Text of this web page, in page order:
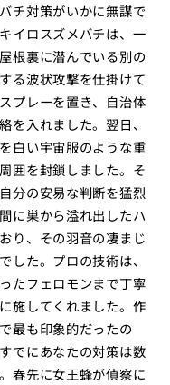
チ対策がいかに無謀で
イロスズメバチは、一
根裏に潜んでいる別の
る波状攻撃を仕掛けて
プレーを置き、自治体
を入れました。翌日、
白い宇宙服のような重
囲を封鎖しました。そ
分の安易な判断を猛烈
に巣から溢れ出したハ
り、その羽音の凄まじ
した。プロの技術は、
たフェロモンまで丁寧
施してくれました。作
最も印象的だったの
でにあなたの対策は数
春先に女王蜂が偵察に